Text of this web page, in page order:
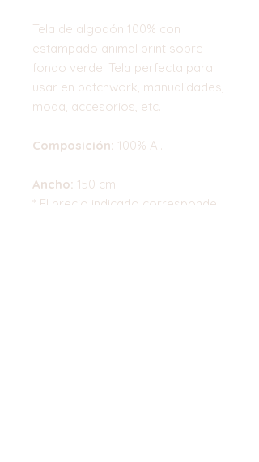
Tela de algodón 100% con
estampado animal print sobre
fondo verde. Tela perfecta para
usar en patchwork, manualidades,
moda, accesorios, etc.
Composición: 100% Al.
Ancho: 150 cm
* El precio indicado corresponde